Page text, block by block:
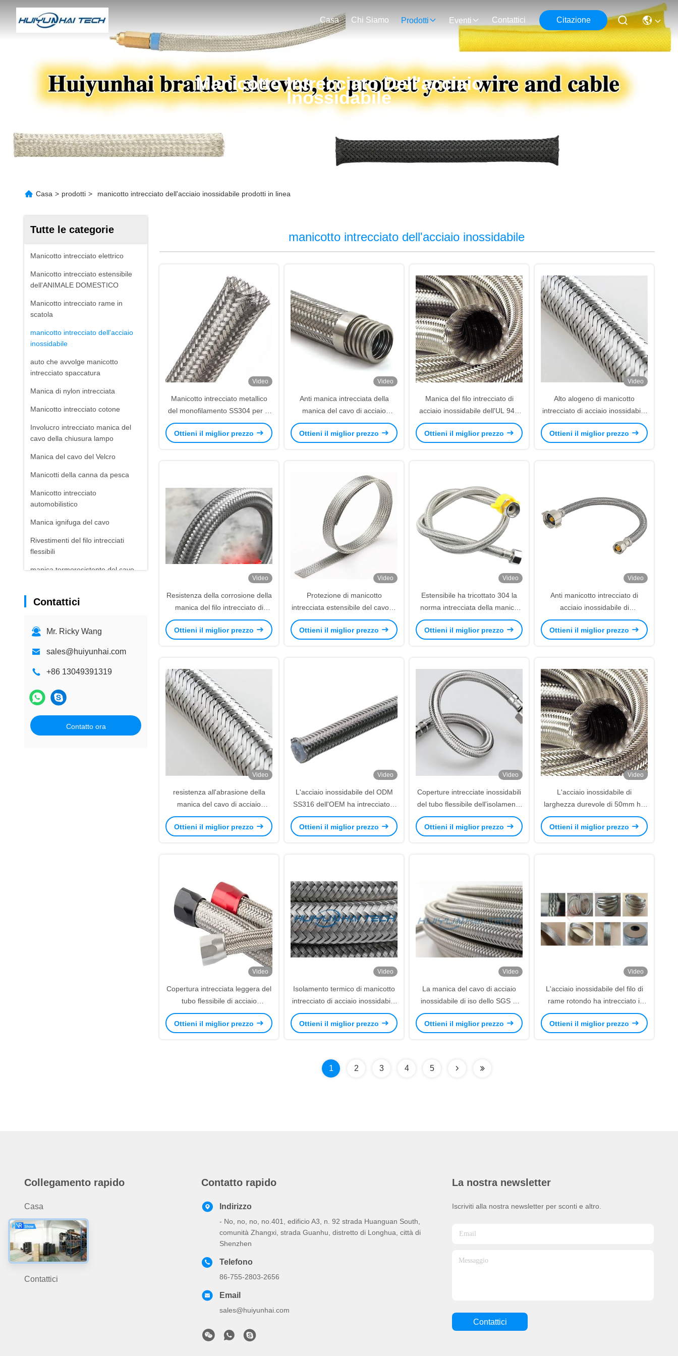
Casa Chi Siamo Prodotti Eventi Contattici Citazione
Manicotto Intrecciato Dell'acciaio
Inossidabile
Casa > prodotti > manicotto intrecciato dell'acciaio inossidabile prodotti in linea
Tutte le categorie
Manicotto intrecciato elettrico
Manicotto intrecciato estensibile
dell'ANIMALE DOMESTICO
Manicotto intrecciato rame in
scatola
manicotto intrecciato dell'acciaio
inossidabile
auto che avvolge manicotto
intrecciato spaccatura
Manica di nylon intrecciata
Manicotto intrecciato cotone
Involucro intrecciato manica del
cavo della chiusura lampo
Manica del cavo del Velcro
Manicotti della canna da pesca
Manicotto intrecciato
automobilistico
Manica ignifuga del cavo
Rivestimenti del filo intrecciati
flessibili
manica termoresistente del cavo
Contattici
Mr. Ricky Wang
sales@huiyunhai.com
+86 13049391319
Contatto ora
manicotto intrecciato dell'acciaio inossidabile
Video
Manicotto intrecciato metallico
del monofilamento SS304 per la
protezione del cavo
Ottieni il miglior prezzo
Video
Anti manica intrecciata della
manica del cavo di acciaio
inossidabile di corrosione tubo
flessibile ondulato
Ottieni il miglior prezzo
Manica del filo intrecciato di
acciaio inossidabile dell'UL 94V
per EMI Cable Protection
Ottieni il miglior prezzo
Video
Alto alogeno di manicotto
intrecciato di acciaio inossidabile
di durevolezza UL94-V libero
Ottieni il miglior prezzo
Video
Resistenza della corrosione della
manica del filo intrecciato di
acciaio inossidabile dell'UL 94 V
Ottieni il miglior prezzo
Video
Protezione di manicotto
intrecciata estensibile del cavo di
acciaio inossidabile dello SGS
dell'UL forte
Ottieni il miglior prezzo
Video
Estensibile ha tricottato 304 la
norma intrecciata della manica
IATF16949 del tubo flessibile di
acciaio inossidabile
Ottieni il miglior prezzo
Video
Anti manicotto intrecciato di
acciaio inossidabile di
ossidazione della sala
d'esposizione resistente all'uso
Ottieni il miglior prezzo
Video
resistenza all'abrasione della
manica del cavo di acciaio
inossidabile di 50mm per
protezione automobilistica della
Ottieni il miglior prezzo
Video
L'acciaio inossidabile del ODM
SS316 dell'OEM ha intrecciato il
manicotto per i cablaggi del cavo
Ottieni il miglior prezzo
Video
Coperture intrecciate inossidabili
del tubo flessibile dell'isolamento
termico con grande espansione
Ottieni il miglior prezzo
Video
L'acciaio inossidabile di
larghezza durevole di 50mm ha
intrecciato resistente di tensione
di manicotto
Ottieni il miglior prezzo
Video
Copertura intrecciata leggera del
tubo flessibile di acciaio
inossidabile SUS316 per acqua
di riscaldamento
Ottieni il miglior prezzo
Video
Isolamento termico di manicotto
intrecciato di acciaio inossidabile
di PORTATA per protezione del
tubo flessibile
Ottieni il miglior prezzo
Video
La manica del cavo di acciaio
inossidabile di iso dello SGS di
ROHS tricotta il cavo Mesh
Gaskets
Ottieni il miglior prezzo
Video
L'acciaio inossidabile del filo di
rame rotondo ha intrecciato il
manicotto per la protezione/che
conduce del cavo
Ottieni il miglior prezzo
1 2 3 4 5
Collegamento rapido
Casa
Prodotti
Chi Siamo
Notizie
Contattici
Contatto rapido
Indirizzo
- No, no, no, no.401, edificio A3, n. 92 strada Huanguan South,
comunità Zhangxi, strada Guanhu, distretto di Longhua, città di
Shenzhen
Telefono
86-755-2803-2656
Email
sales@huiyunhai.com
La nostra newsletter
Iscriviti alla nostra newsletter per sconti e altro.
Contattici